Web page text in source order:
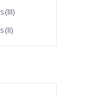
(III)
(II)